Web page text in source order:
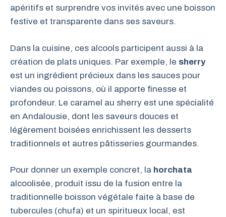
apéritifs et surprendre vos invités avec une boisson
festive et transparente dans ses saveurs.
Dans la cuisine, ces alcools participent aussi à la
création de plats uniques. Par exemple, le sherry
est un ingrédient précieux dans les sauces pour
viandes ou poissons, où il apporte finesse et
profondeur. Le caramel au sherry est une spécialité
en Andalousie, dont les saveurs douces et
légèrement boisées enrichissent les desserts
traditionnels et autres pâtisseries gourmandes.
Pour donner un exemple concret, la horchata
alcoolisée, produit issu de la fusion entre la
traditionnelle boisson végétale faite à base de
tubercules (chufa) et un spiritueux local, est